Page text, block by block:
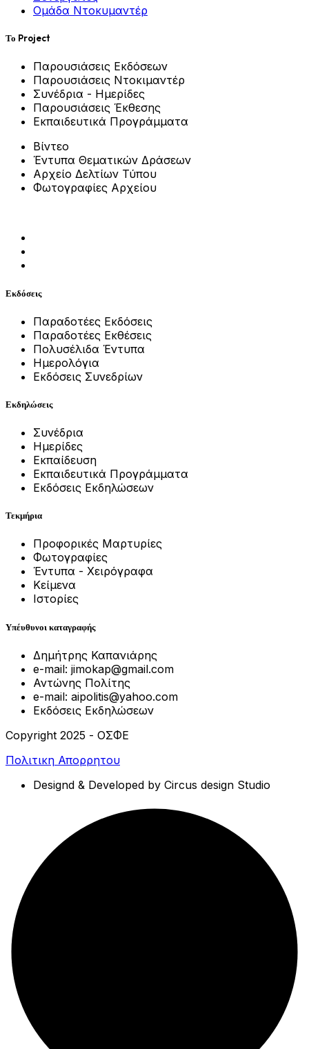
Ομάδα Ντοκυμαντέρ
Το Project
Παρουσιάσεις Εκδόσεων
Παρουσιάσεις Ντοκιμαντέρ
Συνέδρια - Ημερίδες
Παρουσιάσεις Έκθεσης
Εκπαιδευτικά Προγράμματα
Βίντεο
Έντυπα Θεματικών Δράσεων
Αρχείο Δελτίων Τύπου
Φωτογραφίες Αρχείου
Εκδόσεις
Παραδοτέες Εκδόσεις
Παραδοτέες Εκθέσεις
Πολυσέλιδα Έντυπα
Ημερολόγια
Εκδόσεις Συνεδρίων
Εκδηλώσεις
Συνέδρια
Ημερίδες
Εκπαίδευση
Εκπαιδευτικά Προγράμματα
Εκδόσεις Εκδηλώσεων
Τεκμήρια
Προφορικές Μαρτυρίες
Φωτογραφίες
Έντυπα - Χειρόγραφα
Κείμενα
Ιστορίες
Υπέυθυνοι καταγραφής
Δημήτρης Καπανιάρης
e-mail: jimokap@gmail.com
Αντώνης Πολίτης
e-mail: aipolitis@yahoo.com
Εκδόσεις Εκδηλώσεων
Copyright 2025 - ΟΣΦΕ
Πολιτικη Απορρητου
Designd & Developed by Circus design Studio